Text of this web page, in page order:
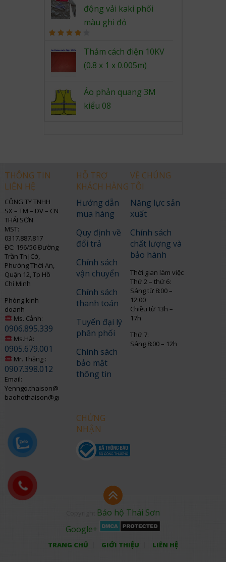
động vải kaki phối
màu ghi đỏ
4.00out
Thảm cách điện 10KV
(0.8 x 1 x 0.005m)
Áo phản quang 3M
kiểu 08
THÔNG TIN
LIÊN HỆ
CÔNG TY TNHH
SX – TM – DV – CN
THÁI SƠN
MST:
0317.887.817
ĐC: 196/56 Đường
Trần Thị Cờ,
Phường Thới An,
Quận 12, Tp Hồ
Chí Minh
Phòng kinh
doanh
Ms. Cảnh:
0906.895.339
Ms.Hà:
0905.679.001
Mr. Thắng :
0907.398.012
Email:
Yenngo.thaison@gmail.com
baohothaison@gmail.com
HỖ TRỢ
KHÁCH HÀNG
Hướng dẫn
mua hàng
Quy định về
đổi trả
Chính sách
vận chuyển
Chính sách
thanh toán
Tuyển đại lý
phân phối
Chính sách
bảo mật
thông tin
CHỨNG
NHẬN
VỀ CHÚNG
TÔI
Năng lực sản
xuất
Chính sách
chất lượng và
bảo hành
Thời gian làm việc
Thứ 2 – thứ 6:
Sáng từ 8:00 –
12:00
Chiều từ 13h –
17h
Thứ 7:
Sáng 8:00 – 12h
Bảo hộ Thái Sơn
Google+
TRANG CHỦ GIỚI THIỆU LIÊN HỆ